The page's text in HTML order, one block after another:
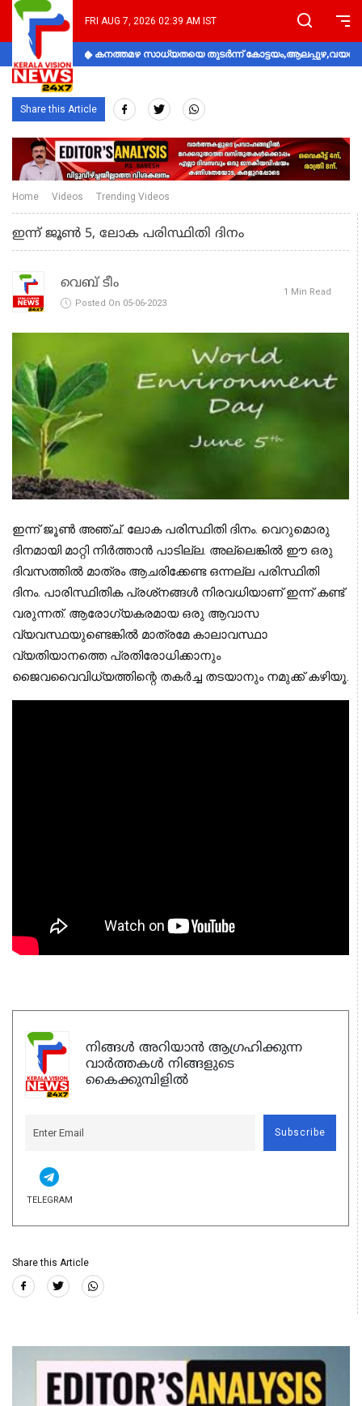
FRI AUG 7, 2026 02:39 AM IST
കനത്തമഴ സാധ്യതയെ തുടർന്ന്
Share this Article
Home Videos Trending Videos
ഇന്ന് ജൂണ്‍ 5, ലോക പരിസ്ഥിതി ദിനം
വെബ് ടീം
Posted On 05-06-2023
1 Min Read
ഇന്ന് ജൂണ്‍ അഞ്ച്. ലോക പരിസ്ഥിതി ദിനം. വെറുമൊരു
ദിനമായി മാറ്റി നിര്‍ത്താന്‍ പാടില്ല. അല്ലെങ്കില്‍ ഈ ഒരു
ദിവസത്തില്‍ മാത്രം ആചരിക്കേണ്ട ഒന്നല്ല പരിസ്ഥിതി
ദിനം. പാരിസ്ഥിതിക പ്രശ്‌നങ്ങള്‍ നിരവധിയാണ് ഇന്ന് കണ്ട്
വരുന്നത്. ആരോഗ്യകരമായ ഒരു ആവാസ
വ്യവസ്ഥയുണ്ടെങ്കില്‍ മാത്രമേ കാലാവസ്ഥാ
വ്യതിയാനത്തെ പ്രതിരോധിക്കാനും
ജൈവവൈവിധ്യത്തിന്റെ തകര്‍ച്ച തടയാനും നമുക്ക് കഴിയൂ.
നിങ്ങൾ അറിയാൻ ആഗ്രഹിക്കുന്ന
വാർത്തകൾ നിങ്ങളുടെ
കൈക്കുമ്പിളിൽ
Subscribe
TELEGRAM
Share this Article